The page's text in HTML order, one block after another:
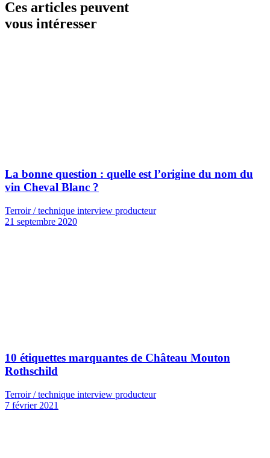
Ces articles peuvent
vous intéresser
La bonne question : quelle est l’origine du nom du
vin Cheval Blanc ?
Terroir / technique interview producteur
21 septembre 2020
10 étiquettes marquantes de Château Mouton
Rothschild
Terroir / technique interview producteur
7 février 2021